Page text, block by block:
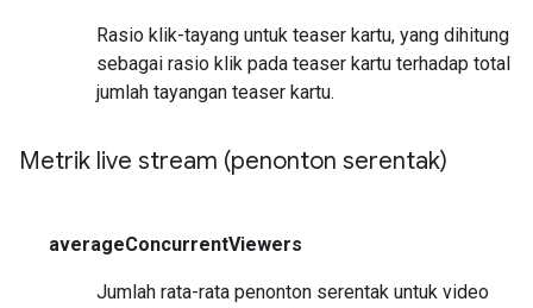
Rasio klik-tayang untuk teaser kartu, yang dihitung
sebagai rasio klik pada teaser kartu terhadap total
jumlah tayangan teaser kartu.
Metrik live stream (penonton serentak)
averageConcurrentViewers
Jumlah rata-rata penonton serentak untuk video